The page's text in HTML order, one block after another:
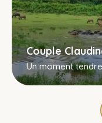
Couple
Un moment